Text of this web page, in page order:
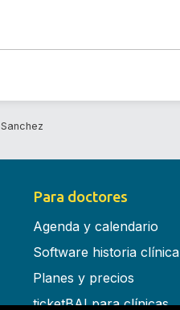
Para doctores
Agenda y calendario
Software historia clínica
Planes y precios
ticketBAI para clínicas